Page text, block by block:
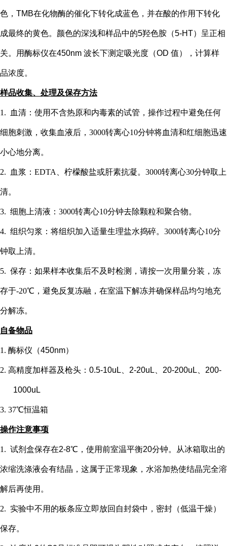
色，TMB在化物酶的催化下转化成蓝色，并在酸的作用下转化
成最终的黄色。颜色的深浅和样品中的5羟色胺（5-HT） 呈正相
关。用酶标仪在450nm 波长下测定吸光度（OD 值），计算样
品浓度。
样品收集、处理及保存方法
1. 血清：使用不含热原和内毒素的试管，操作过程中避免任何
细胞刺激，收集血液后，3000转离心10分钟将血清和红细胞迅速
小心地分离。
2. 血浆：EDTA、柠檬酸盐或肝素抗凝。3000转离心30分钟取上
清。
3. 细胞上清液：3000转离心10分钟去除颗粒和聚合物。
4. 组织匀浆：将组织加入适量生理盐水捣碎。3000转离心10分
钟取上清。
5. 保存：如果样本收集后不及时检测，请按一次用量分装，冻
存于-20℃，避免反复冻融，在室温下解冻并确保样品均匀地充
分解冻。
自备物品
1. 酶标仪（450nm）
2. 高精度加样器及枪头： 0.5-10uL、2-20uL、20-200uL、200-
1000uL
3. 37℃恒温箱
操作注意事项
1. 试剂盒保存在2-8℃，使用前室温平衡20分钟。从冰箱取出的
浓缩洗涤液会有结晶，这属于正常现象，水浴加热使结晶完全溶
解后再使用。
2. 实验中不用的板条应立即放回自封袋中，密封（低温干燥）
保存。